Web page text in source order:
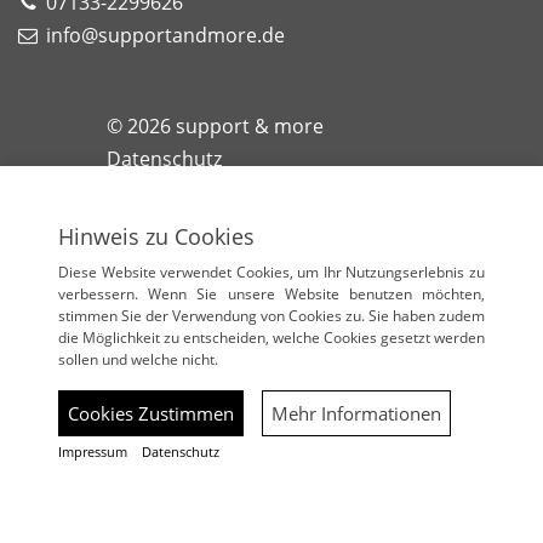
info@supportandmore.de
© 2026 support & more
Datenschutz
Barrierefreiheit
Hinweis zu Cookies
Diese Website verwendet Cookies, um Ihr Nutzungserlebnis zu
verbessern. Wenn Sie unsere Website benutzen möchten,
stimmen Sie der Verwendung von Cookies zu. Sie haben zudem
die Möglichkeit zu entscheiden, welche Cookies gesetzt werden
sollen und welche nicht.
Cookies Zustimmen Mehr Informationen
Impressum Datenschutz